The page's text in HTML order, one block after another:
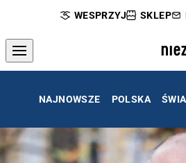
WESPRZYJ SKLEP
NAJNOWSZE POLSKA